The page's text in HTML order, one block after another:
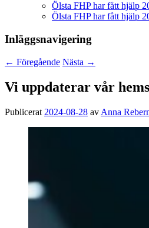
Ölsta FHP har fått hjälp
Ölsta FHP har fått hjälp
Inläggsnavigering
← Föregående Nästa →
Vi uppdaterar vår
Publicerat 2024-08-28 av Anna